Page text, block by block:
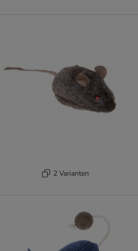
2 Varianten